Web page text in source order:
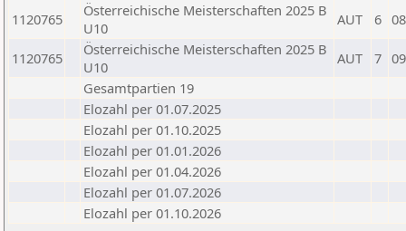
1120765
Österreichische Meisterschaften 2025 B
U10
AUT 6
1120765
Österreichische Meisterschaften 2025 B
U10
AUT 7
Gesamtpartien 19
Elozahl per 01.07.2025
Elozahl per 01.10.2025
Elozahl per 01.01.2026
Elozahl per 01.04.2026
Elozahl per 01.07.2026
Elozahl per 01.10.2026